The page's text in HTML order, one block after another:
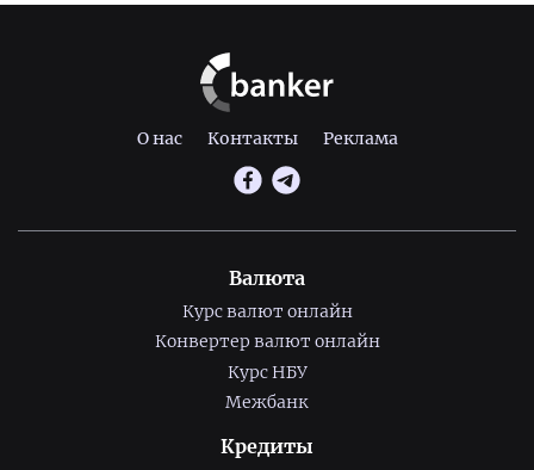
О нас Контакты Реклама
Валюта
Курс валют онлайн
Конвертер валют онлайн
Курс НБУ
Межбанк
Кредиты